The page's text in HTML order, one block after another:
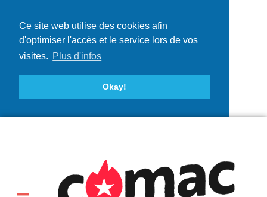
Ce site web utilise des cookies afin
d'optimiser l'accès et le service lors de vos
visites. Plus d'infos
Okay!